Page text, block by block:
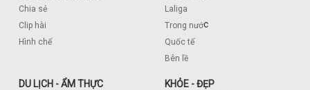
Chia sẻ
Clip hài
Hình chế
Laliga
Trong nước
Quốc tế
Bên lề
DU LỊCH - ẨM THỰC KHỎE - ĐẸP